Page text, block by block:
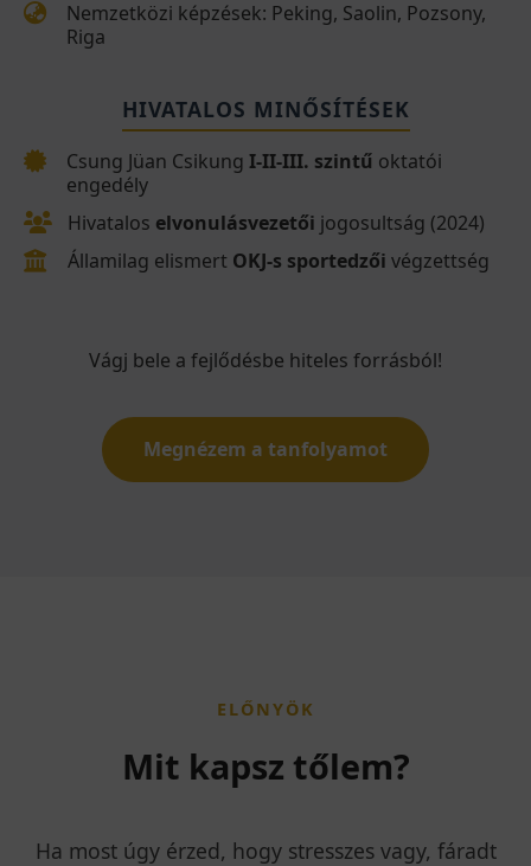
Nemzetközi képzések: Peking, Saolin, Pozsony,
Riga
HIVATALOS MINŐSÍTÉSEK
Csung Jüan Csikung I-II-III. szintű oktatói
engedély
Hivatalos elvonulásvezetői jogosultság (2024)
Államilag elismert OKJ-s sportedzői végzettség
Vágj bele a fejlődésbe hiteles forrásból!
Megnézem a tanfolyamot
ELŐNYÖK
Mit kapsz tőlem?
Ha most úgy érzed, hogy stresszes vagy, fáradt